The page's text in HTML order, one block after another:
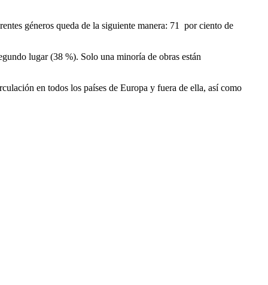
géneros queda de la siguiente manera: 71 por ciento de
lugar (38 %). Solo una minoría de obras están
en todos los países de Europa y fuera de ella, así como